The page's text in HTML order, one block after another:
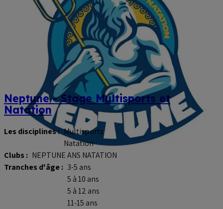
Neptune - Stage Multisports et
Natation
Les disciplines : Multisports
Natation
Clubs : NEPTUNE ANS NATATION
Tranches d'âge : 3-5 ans
5 à 10 ans
5 à 12 ans
11-15 ans